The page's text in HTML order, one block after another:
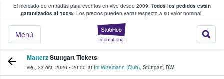
El mercado de entradas para eventos en vivo desde 2009. Todos los pedidos están
garantizados al 100%. Los precios pueden variar respecto a su valor nominal.
StubHub:
Menú
y venta de entradas entre fans
MatterzStuttgart Tickets
vie., 23 oct. 2026 • 20:00 at Im Wizemann (Club), Stuttgart, BW